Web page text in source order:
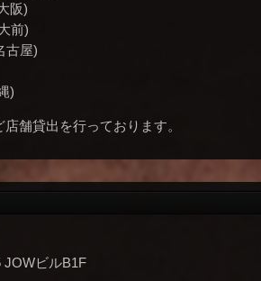
阪)
前)
古屋)
)
舗貸出を行っております。
JOWビルB1F